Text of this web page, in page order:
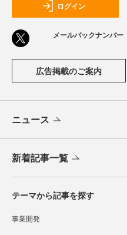
ログイン
メールバックナンバー
広告掲載のご案内
ニュース
新着記事一覧
テーマから記事を探す
事業開発